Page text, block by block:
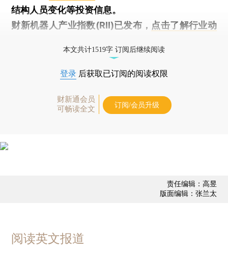
结构人员变化等投资信息。
财新机器人产业指数(RII)已发布， 点击了解行业动
本文共计1519字 订阅后继续阅读
登录 后获取已订阅的阅读权限
财新通会员
可畅读全文
订阅/会员升级
责任编辑：高昱
版面编辑：张兰太
阅读英文报道